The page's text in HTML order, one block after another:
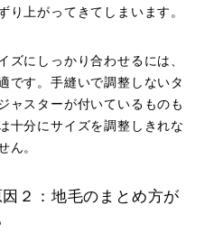
上がってきてしまいます。
ズにしっかり合わせるには、
です。手縫いで調整しないタ
ャスターが付いているものも
十分にサイズを調整しきれな
。
２：地毛のまとめ方が